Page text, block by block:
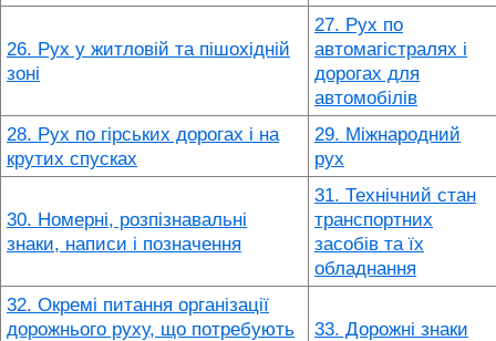
26. Рух у житловій та пішохідній
зоні
27. Рух по
автомагістралях і
дорогах для
автомобілів
28. Рух по гірських дорогах і на
крутих спусках
29. Міжнародний
рух
30. Номерні, розпізнавальні
знаки, написи і позначення
31. Технічний стан
транспортних
засобів та їх
обладнання
32. Окремі питання організації
дорожнього руху, що потребують
33. Дорожні знаки